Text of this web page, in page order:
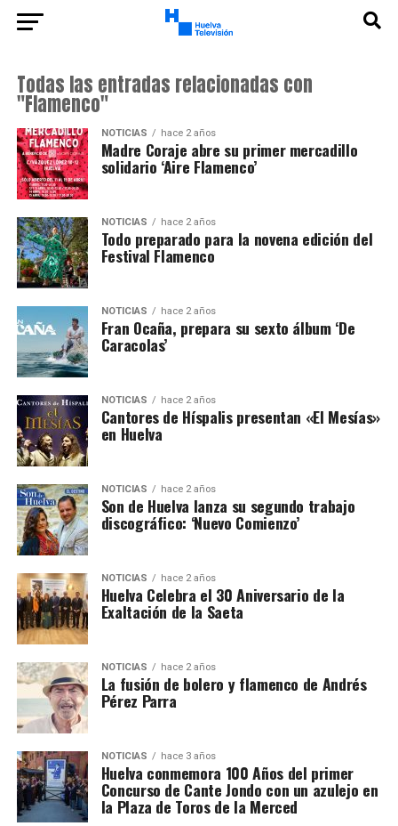
Todas las entradas relacionadas con
"Flamenco"
NOTICIAS hace 2 años
Madre Coraje abre su primer mercadillo
solidario ‘Aire Flamenco’
NOTICIAS hace 2 años
Todo preparado para la novena edición del
Festival Flamenco
NOTICIAS hace 2 años
Fran Ocaña, prepara su sexto álbum ‘De
Caracolas’
NOTICIAS hace 2 años
Cantores de Híspalis presentan «El Mesías»
en Huelva
NOTICIAS hace 2 años
Son de Huelva lanza su segundo trabajo
discográfico: ‘Nuevo Comienzo’
NOTICIAS hace 2 años
Huelva Celebra el 30 Aniversario de la
Exaltación de la Saeta
NOTICIAS hace 2 años
La fusión de bolero y flamenco de Andrés
Pérez Parra
NOTICIAS hace 3 años
Huelva conmemora 100 Años del primer
Concurso de Cante Jondo con un azulejo en
la Plaza de Toros de la Merced